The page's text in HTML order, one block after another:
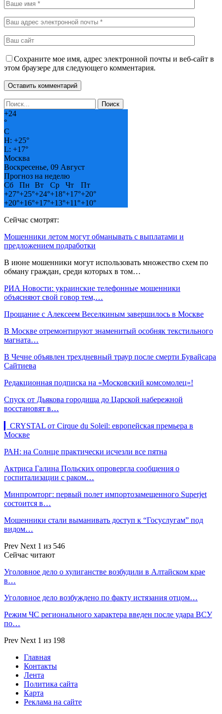
Сохраните мое имя, адрес электронной почты и веб-сайт в
этом браузере для следующего комментария.
+24
°
C
H: +25°
L: +17°
Москва
Воскресенье, 09 Август
Прогноз на неделю
Сб
Пн Вт Ср Чт
Пт
+27°+25°+24°+18°+17°+20°
+20°+16°+17°+13°+11°+10°
Сейчас смотрят:
Мошенники летом могут обманывать с выплатами и
предложением подработки
В июне мошенники могут использовать множество схем по
обману граждан, среди которых в том…
РИА Новости: украинские телефонные мошенники
объясняют свой говор тем,…
Прощание с Алексеем Веселкиным завершилось в Москве
В Москве отремонтируют знаменитый особняк текстильного
магната…
В Чечне объявлен трехдневный траур после смерти Бувайсара
Сайтиева
Редакционная подписка на «Московский комсомолец»!
Спуск от Дьякова городища до Царской набережной
восстановят в…
▎CRYSTAL от Cirque du Soleil: европейская премьера в
Москве
РАН: на Солнце практически исчезли все пятна
Актриса Галина Польских опровергла сообщения о
госпитализации с раком…
Минпромторг: первый полет импортозамещенного Superjet
состоится в…
Мошенники стали выманивать доступ к “Госуслугам” под
видом…
Prev Next 1 из 546
Сейчас читают
Уголовное дело о хулиганстве возбудили в Алтайском крае
в…
Уголовное дело возбуждено по факту истязания отцом…
Режим ЧС регионального характера введен после удара ВСУ
по…
Prev Next 1 из 198
Главная
Контакты
Лента
Политика сайта
Карта
Реклама на сайте